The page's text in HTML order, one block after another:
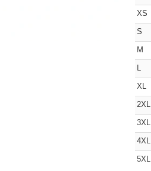
XS
S
M
L
XL
2XL
3XL
4XL
5XL